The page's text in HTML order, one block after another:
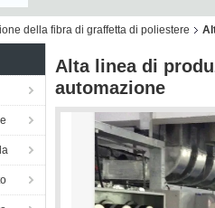
della fibra di graffetta di poliestere
Alta linea di
automazione